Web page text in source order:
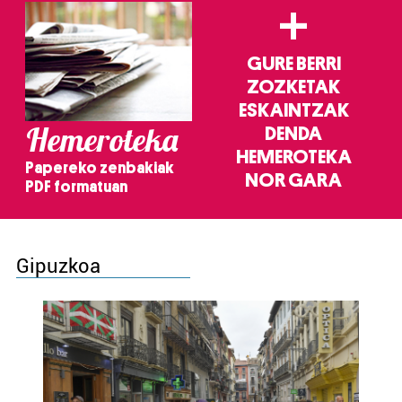
Hemeroteka
Papereko zenbakiak
PDF formatuan
+
GURE BERRI
ZOZKETAK
ESKAINTZAK
DENDA
HEMEROTEKA
NOR GARA
Gipuzkoa